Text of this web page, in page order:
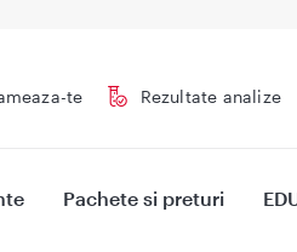
te Rezultate analize
Pachete si preturi